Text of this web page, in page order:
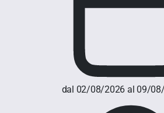
dal 02/08/2026 al 09/